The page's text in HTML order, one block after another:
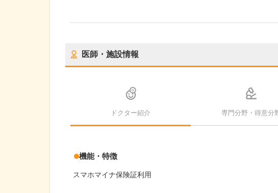
医師・施設情報
ドクター紹介 専門分野・得意分
機能・特徴
スマホマイナ保険証利用